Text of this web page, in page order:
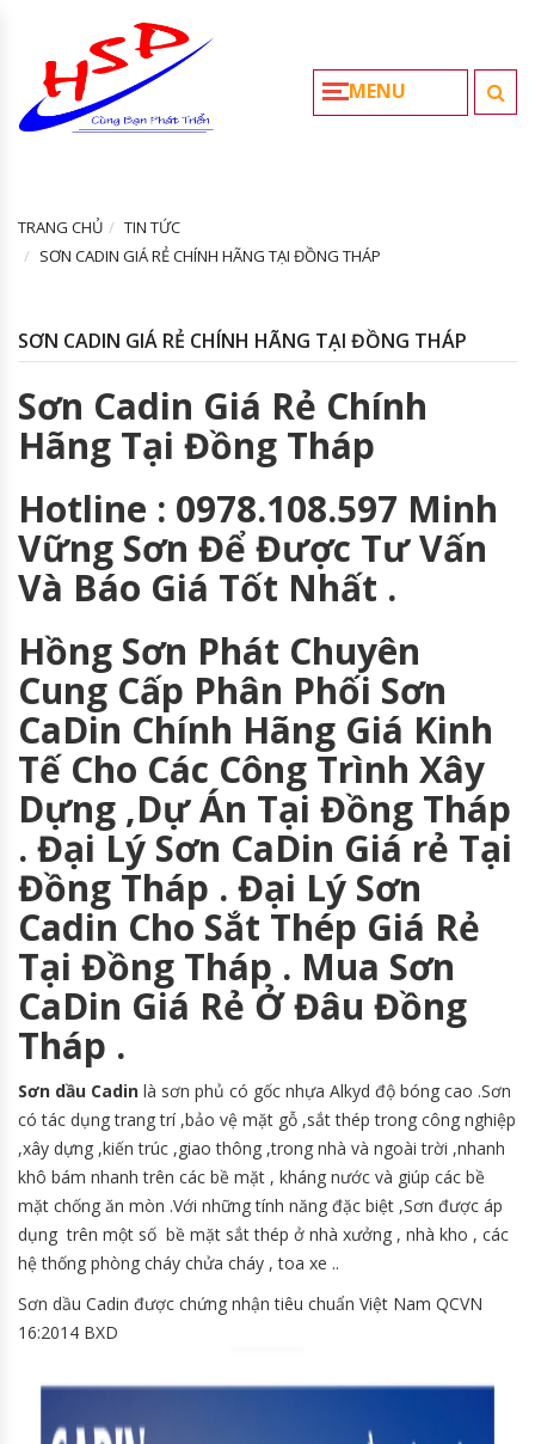
MENU
TRANG CHỦ
TIN TỨC
SƠN CADIN GIÁ RẺ CHÍNH HÃNG TẠI ĐỒNG THÁP
SƠN CADIN GIÁ RẺ CHÍNH HÃNG TẠI ĐỒNG THÁP
Sơn Cadin Giá Rẻ Chính
Hãng Tại Đồng Tháp
Hotline : 0978.108.597 Minh
Vững Sơn Để Được Tư Vấn
Và Báo Giá Tốt Nhất .
Hồng Sơn Phát Chuyên
Cung Cấp Phân Phối Sơn
CaDin Chính Hãng Giá Kinh
Tế Cho Các Công Trình Xây
Dựng ,Dự Án Tại Đồng Tháp
. Đại Lý Sơn CaDin Giá rẻ Tại
Đồng Tháp . Đại Lý Sơn
Cadin Cho Sắt Thép Giá Rẻ
Tại Đồng Tháp . Mua Sơn
CaDin Giá Rẻ Ở Đâu Đồng
Tháp .
Sơn dầu Cadin là sơn phủ có gốc nhựa Alkyd độ bóng cao .Sơn
có tác dụng trang trí ,bảo vệ mặt gỗ ,sắt thép trong công nghiệp
,xây dựng ,kiến trúc ,giao thông ,trong nhà và ngoài trời ,nhanh
khô bám nhanh trên các bề mặt , kháng nước và giúp các bề
mặt chống ăn mòn .Với những tính năng đặc biệt ,Sơn được áp
dụng trên một số bề mặt sắt thép ở nhà xưởng , nhà kho , các
hệ thống phòng cháy chửa cháy , toa xe ..
Sơn dầu Cadin được chứng nhận tiêu chuẩn Việt Nam QCVN
16:2014 BXD